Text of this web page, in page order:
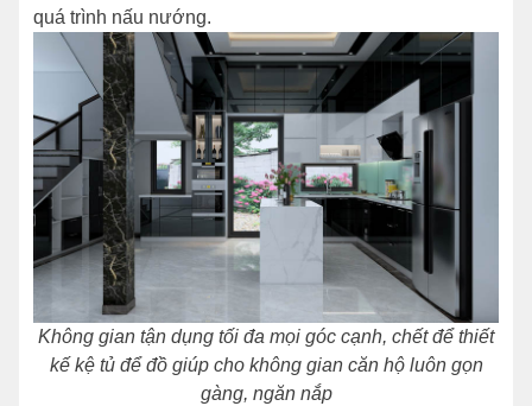
quá trình nấu nướng.
Không gian tận dụng tối đa mọi góc cạnh, chết để thiết
kế kệ tủ để đồ giúp cho không gian căn hộ luôn gọn
gàng, ngăn nắp